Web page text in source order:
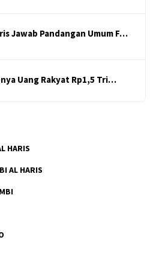
Jawab Pandangan Umum F…
Uang Rakyat Rp1,5 Tri…
HARIS
AL HARIS